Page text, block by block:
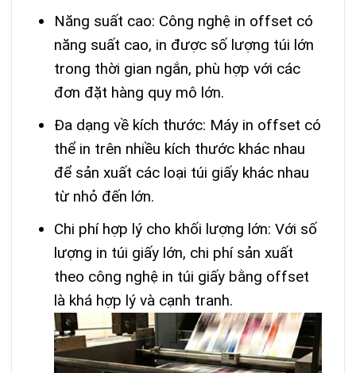
Năng suất cao: Công nghệ in offset có
năng suất cao, in được số lượng túi lớn
trong thời gian ngắn, phù hợp với các
đơn đặt hàng quy mô lớn.
Đa dạng về kích thước: Máy in offset có
thể in trên nhiều kích thước khác nhau
để sản xuất các loại túi giấy khác nhau
từ nhỏ đến lớn.
Chi phí hợp lý cho khối lượng lớn: Với số
lượng in túi giấy lớn, chi phí sản xuất
theo công nghệ in túi giấy bằng offset
là khá hợp lý và cạnh tranh.